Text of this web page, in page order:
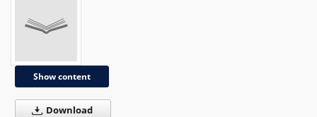
Show content
Download